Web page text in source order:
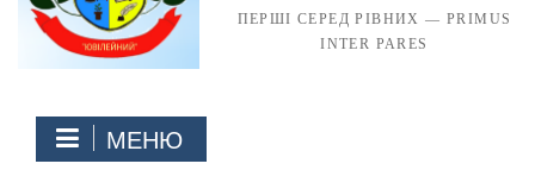
ПЕРШІ СЕРЕД РІВНИХ — PRIMUS
INTER PARES
МЕНЮ